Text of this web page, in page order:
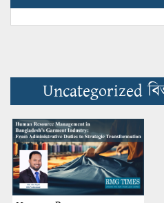
Uncategorized